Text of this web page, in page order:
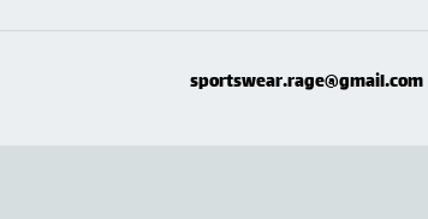
sportswear.rage@gmail.com